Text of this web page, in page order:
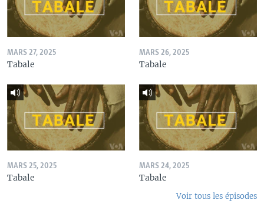
MARS 27, 2025
Tabale
MARS 26, 2025
Tabale
MARS 25, 2025
Tabale
MARS 24, 2025
Tabale
Voir tous les épisodes